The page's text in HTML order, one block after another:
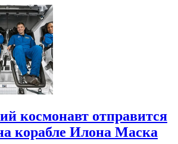
космонавт отправится
корабле Илона Маска